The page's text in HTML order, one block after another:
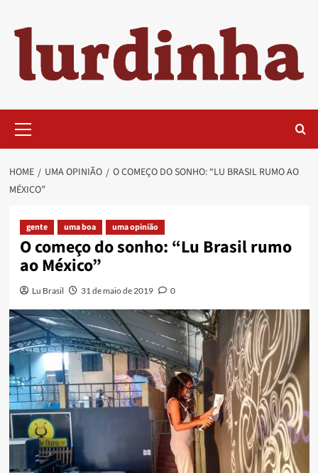
content
Menu
HOME UMA OPINIÃO
O COMEÇO DO SONHO: “LU BRASIL RUMO AO
MÉXICO”
gente uma boa uma opinião
O começo do sonho: “Lu Brasil rumo
ao México”
Lu Brasil 31 de maio de 2019 0